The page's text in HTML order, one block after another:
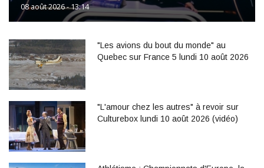
08 août 2026 - 13:14
"Les avions du bout du monde" au
Quebec sur France 5 lundi 10 août 2026
"L'amour chez les autres" à revoir sur
Culturebox lundi 10 août 2026 (vidéo)